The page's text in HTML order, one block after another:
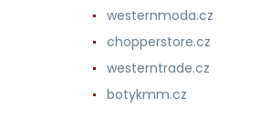
westernmoda.cz
chopperstore.cz
westerntrade.cz
botykmm.cz